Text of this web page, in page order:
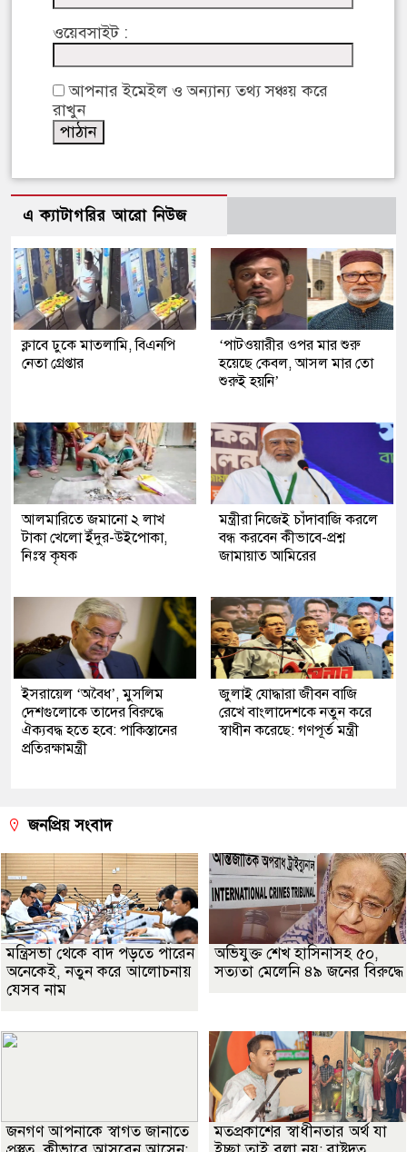
ওয়েবসাইট :
আপনার ইমেইল ও অন্যান্য তথ্য সঞ্চয় করে
রাখুন
এ ক্যাটাগরির আরো নিউজ
ক্লাবে ঢুকে মাতলামি, বিএনপি
নেতা গ্রেপ্তার
‘পাটওয়ারীর ওপর মার শুরু
হয়েছে কেবল, আসল মার তো
শুরুই হয়নি’
আলমারিতে জমানো ২ লাখ
টাকা খেলো ইঁদুর-উইপোকা,
নিঃস্ব কৃষক
মন্ত্রীরা নিজেই চাঁদাবাজি করলে
বন্ধ করবেন কীভাবে-প্রশ্ন
জামায়াত আমিরের
ইসরায়েল ‘অবৈধ’, মুসলিম
দেশগুলোকে তাদের বিরুদ্ধে
ঐক্যবদ্ধ হতে হবে: পাকিস্তানের
প্রতিরক্ষামন্ত্রী
জুলাই যোদ্ধারা জীবন বাজি
রেখে বাংলাদেশকে নতুন করে
স্বাধীন করেছে: গণপূর্ত মন্ত্রী
জনপ্রিয় সংবাদ
মন্ত্রিসভা থেকে বাদ পড়তে পারেন
অনেকেই, নতুন করে আলোচনায়
যেসব নাম
অভিযুক্ত শেখ হাসিনাসহ ৫০,
সত্যতা মেলেনি ৪৯ জনের বিরুদ্ধে
জনগণ আপনাকে স্বাগত জানাতে
মতপ্রকাশের স্বাধীনতার অর্থ যা